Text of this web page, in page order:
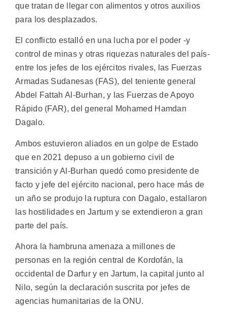
que tratan de llegar con alimentos y otros auxilios
para los desplazados.
El conflicto estalló en una lucha por el poder -y
control de minas y otras riquezas naturales del país-
entre los jefes de los ejércitos rivales, las Fuerzas
Armadas Sudanesas (FAS), del teniente general
Abdel Fattah Al-Burhan, y las Fuerzas de Apoyo
Rápido (FAR), del general Mohamed Hamdan
Dagalo.
Ambos estuvieron aliados en un golpe de Estado
que en 2021 depuso a un gobierno civil de
transición y Al-Burhan quedó como presidente de
facto y jefe del ejército nacional, pero hace más de
un año se produjo la ruptura con Dagalo, estallaron
las hostilidades en Jartum y se extendieron a gran
parte del país.
Ahora la hambruna amenaza a millones de
personas en la región central de Kordofán, la
occidental de Darfur y en Jartum, la capital junto al
Nilo, según la declaración suscrita por jefes de
agencias humanitarias de la ONU.